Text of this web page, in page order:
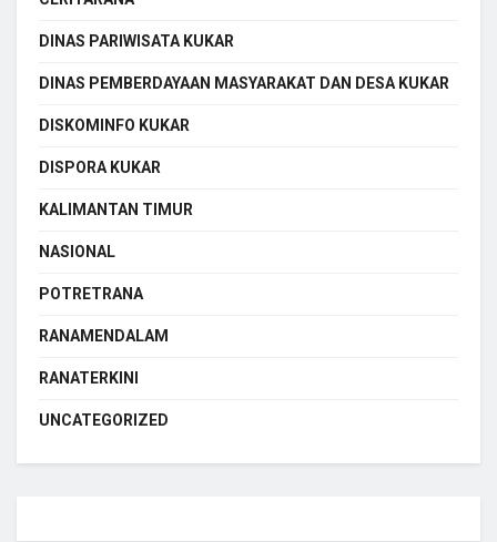
DINAS PARIWISATA KUKAR
DINAS PEMBERDAYAAN MASYARAKAT DAN DESA KUKAR
DISKOMINFO KUKAR
DISPORA KUKAR
KALIMANTAN TIMUR
NASIONAL
POTRETRANA
RANAMENDALAM
RANATERKINI
UNCATEGORIZED